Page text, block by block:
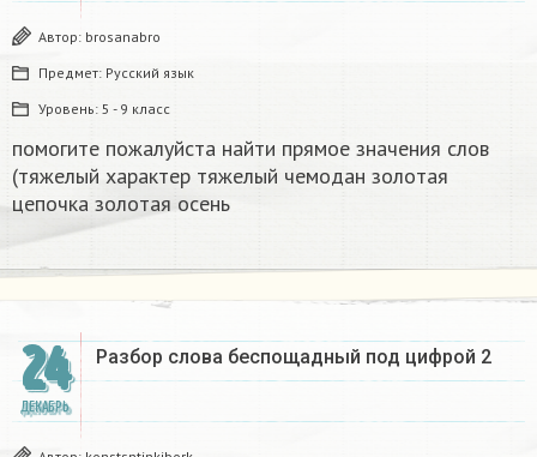
Автор: brosanabro
Предмет: Русский язык
Уровень: 5 - 9 класс
помогите пожалуйста найти прямое значения слов
(тяжелый характер тяжелый чемодан золотая
цепочка золотая осень
24
ДЕКАБРЬ
Разбор слова беспощадный под цифрой 2